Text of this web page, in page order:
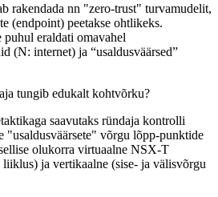
rakendada nn "zero-trust" turvamudelit,
(endpoint) peetakse ohtlikeks.
puhul eraldati omavahel
(N: internet) ja “usaldusväärsed”
tungib edukalt kohtvõrku?
saavutaks ründaja kontrolli
võrgu lõpp-punktide
olukorra virtuaalne NSX-T
liiklus) ja vertikaalne (sise- ja välisvõrgu